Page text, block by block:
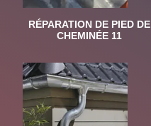
RÉPARATION DE PIED DE
CHEMINÉE 11